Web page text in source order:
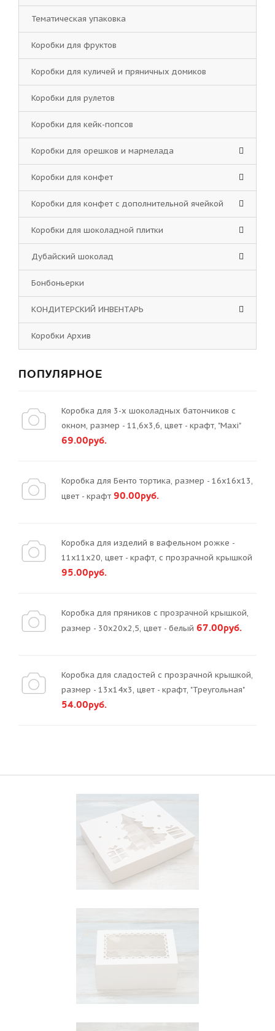
Тематическая упаковка
Коробки для фруктов
Коробки для куличей и пряничных домиков
Коробки для рулетов
Коробки для кейк-попсов
Коробки для орешков и мармелада
Коробки для конфет
Коробки для конфет с дополнительной ячейкой
Коробки для шоколадной плитки
Дубайский шоколад
Бонбоньерки
КОНДИТЕРСКИЙ ИНВЕНТАРЬ
Коробки Архив
ПОПУЛЯРНОЕ
Коробка для 3-х шоколадных батончиков с
окном, размер - 11,6х3,6, цвет - крафт, "Maxi"
69.00руб.
Коробка для Бенто тортика, размер - 16х16х13,
цвет - крафт 90.00руб.
Коробка для изделий в вафельном рожке -
11х11х20, цвет - крафт, с прозрачной крышкой
95.00руб.
Коробка для пряников с прозрачной крышкой,
размер - 30х20х2,5, цвет - белый 67.00руб.
Коробка для сладостей с прозрачной крышкой,
размер - 13х14х3, цвет - крафт, "Треугольная"
54.00руб.